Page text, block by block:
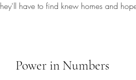
have to find knew homes and
Power in Numbers